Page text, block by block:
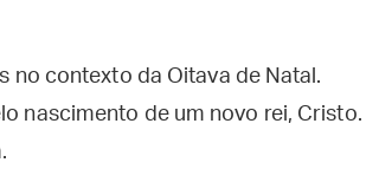
no contexto da Oitava de Natal.
nascimento de um novo rei, Cristo.